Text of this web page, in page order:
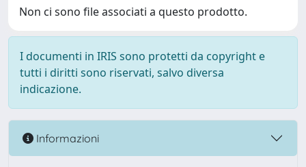
Non ci sono file associati a questo prodotto.
I documenti in IRIS sono protetti da copyright e
tutti i diritti sono riservati, salvo diversa
indicazione.
Informazioni